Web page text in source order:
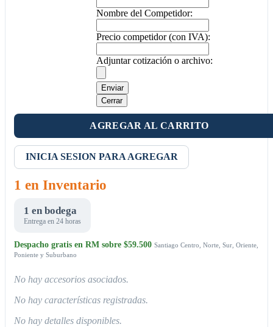
Nombre del Competidor:
Precio competidor (con IVA):
Adjuntar cotización o archivo:
Enviar
Cerrar
AGREGAR AL CARRITO
INICIA SESION PARA AGREGAR
1 en Inventario
1 en bodega
Entrega en 24 horas
Despacho gratis en RM sobre $59.500 Santiago Centro, Norte, Sur, Oriente,
Poniente y Suburbano
No hay accesorios asociados.
No hay características registradas.
No hay detalles disponibles.